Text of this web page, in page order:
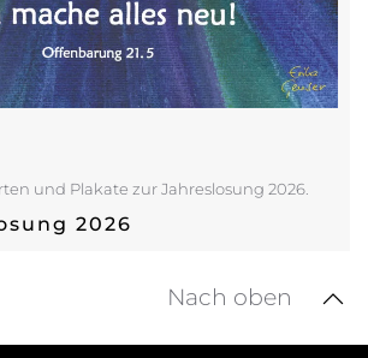
und Plakate zur Jahreslosung 2026.
2026
Nach oben